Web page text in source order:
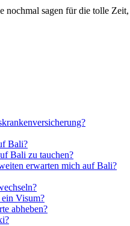
nochmal sagen für die tolle
Bali?
Bali zu tauchen?
erwarten mich auf Bali?
Visum?
abheben?